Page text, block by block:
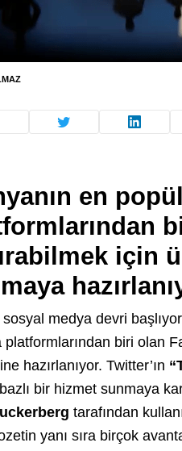
en
için
medya devri
platformlarından biri olan
hazırlanıyor. Twitter’ın
bir hizmet sunmaya
tarafından
yanı sıra birçok